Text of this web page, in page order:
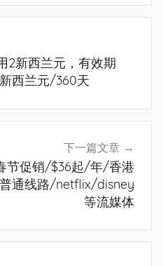
2新西兰元，有效期
西兰元/360天
下一篇文章
节促销/$36起/年/香港
通线路/netflix/disney
等流媒体